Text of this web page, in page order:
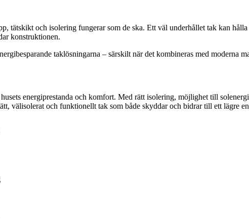
tätskikt och isolering fungerar som de ska. Ett väl underhållet tak kan
konstruktionen.
taklösningarna – särskilt när det kombineras med moderna
energiprestanda och komfort. Med rätt isolering, möjlighet till
välisolerat och funktionellt tak som både skyddar och bidrar till ett lägre